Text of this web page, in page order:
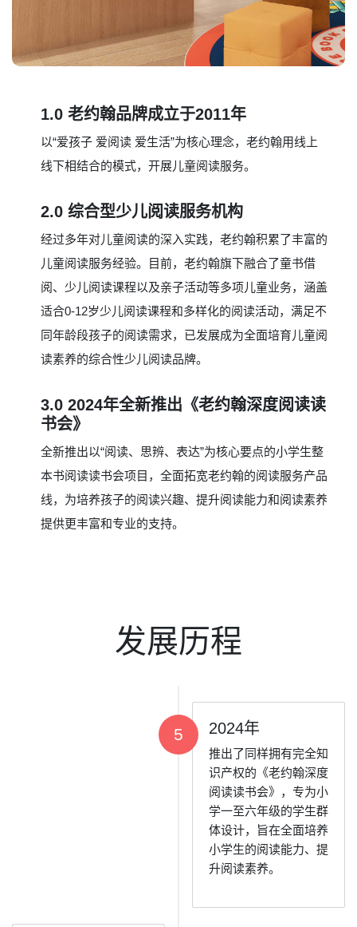
1.0 老约翰品牌成立于2011年
以“爱孩子 爱阅读 爱生活”为核心理念，老约翰用线上
线下相结合的模式，开展儿童阅读服务。
2.0 综合型少儿阅读服务机构
经过多年对儿童阅读的深入实践，老约翰积累了丰富的
儿童阅读服务经验。目前，老约翰旗下融合了童书借
阅、少儿阅读课程以及亲子活动等多项儿童业务，涵盖
适合0-12岁少儿阅读课程和多样化的阅读活动，满足不
同年龄段孩子的阅读需求，已发展成为全面培育儿童阅
读素养的综合性少儿阅读品牌。
3.0 2024年全新推出《老约翰深度阅读读
书会》
全新推出以“阅读、思辨、表达”为核心要点的小学生整
本书阅读读书会项目，全面拓宽老约翰的阅读服务产品
线，为培养孩子的阅读兴趣、提升阅读能力和阅读素养
提供更丰富和专业的支持。
发展历程
5 2024年
推出了同样拥有完全知
识产权的《老约翰深度
阅读读书会》，专为小
学一至六年级的学生群
体设计，旨在全面培养
小学生的阅读能力、提
升阅读素养。